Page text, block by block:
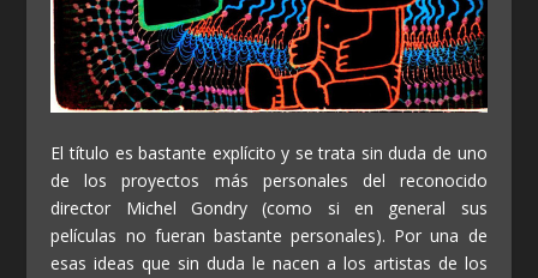
El título es bastante explícito y se trata sin duda de uno
de los proyectos más personales del reconocido
director Michel Gondry (como si en general sus
películas no fueran bastante personales). Por una de
esas ideas que sin duda le nacen a los artistas de los